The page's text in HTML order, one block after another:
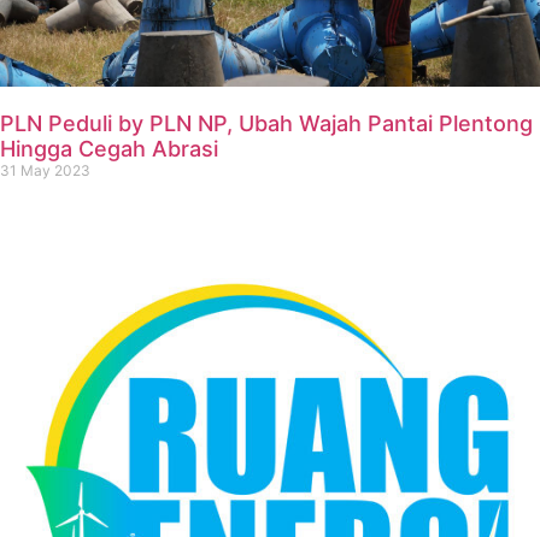
PLN Peduli by PLN NP, Ubah Wajah Pantai Plentong
Hingga Cegah Abrasi
31 May 2023